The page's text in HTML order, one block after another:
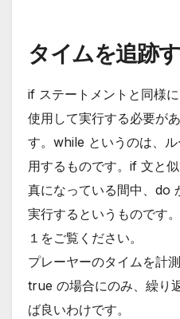
タイムを追跡
if ステートメントと同様
使用して実行する必要が
す。while というのは、
用するものです。if 文と
真になっている間中、do
実行するというものです
１をご覧ください。
プレーヤーのタイムを計
true の場合にのみ、繰り
ば良いわけです。